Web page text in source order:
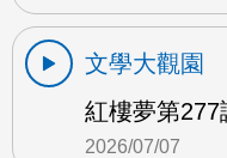
文學大觀園
紅樓夢第277
2026/07/07